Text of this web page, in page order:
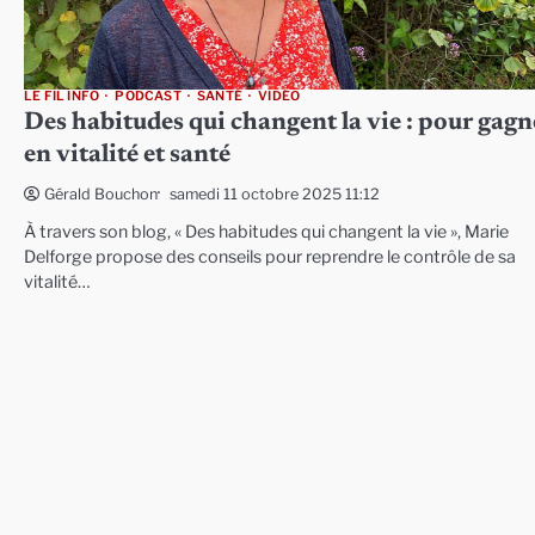
LE FIL INFO PODCAST SANTÉ VIDÉO
Des habitudes qui changent la vie : pour
en vitalité et santé
Gérald Bouchon samedi 11 octobre 2025 11:12
À travers son blog, « Des habitudes qui changent la vie », Marie
Delforge propose des conseils pour reprendre le contrôle de sa
vitalité…